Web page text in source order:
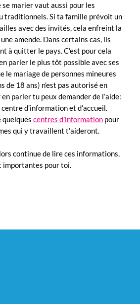
marier vaut aussi pour les
traditionnels. Si ta famille prévoit un
avec des invités, cela enfreint la
amende. Dans certains cas, ils
à quitter le pays. C’est pour cela
parler le plus tôt possible avec ses
le mariage de personnes mineures
de 18 ans) n’est pas autorisé en
parler tu peux demander de l’aide:
d’information et d’accueil.
quelques centres d’information pour
qui y travaillent t’aideront.
continue de lire ces informations,
importantes pour toi.